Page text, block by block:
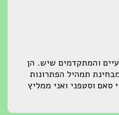
והמתקדמים שיש. הן
תמהיל הפתרונות
וסטפני ואני ממליץ